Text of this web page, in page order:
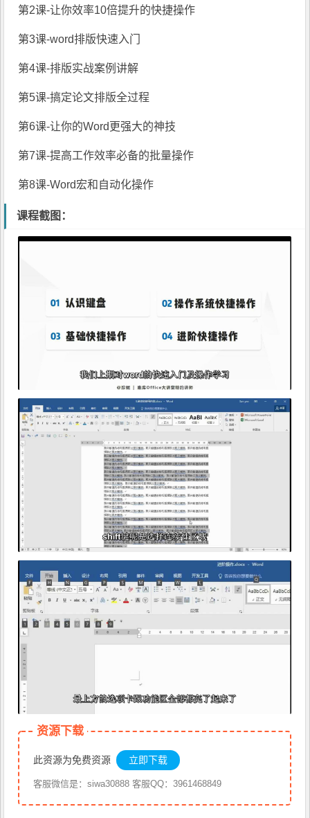
第2课-让你效率10倍提升的快捷操作
第3课-word排版快速入门
第4课-排版实战案例讲解
第5课-搞定论文排版全过程
第6课-让你的Word更强大的神技
第7课-提高工作效率必备的批量操作
第8课-Word宏和自动化操作
课程截图：
资源下载
此资源为免费资源 立即下载
客服微信是：siwa30888 客服QQ：3961468849